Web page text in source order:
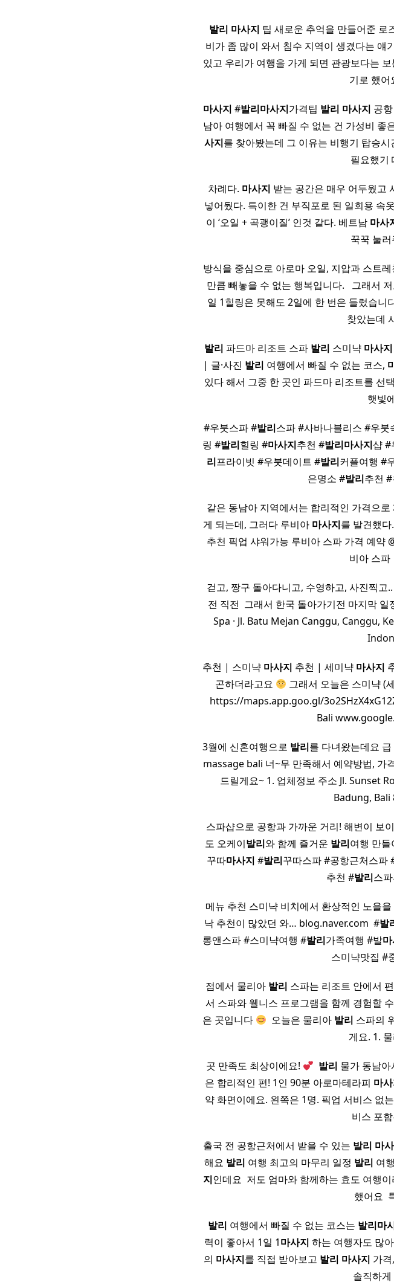
발리 마사지 팁 새로운 추억을 만들어준 로
비가 좀 많이 와서 침수 지역이 생겼다는 얘
있고 우리가 여행을 가게 되면 관광보다는
기로 했
마사지 #발리마사지가격팁 발리 마사지 공
남아 여행에서 꼭 빠질 수 없는 건 가성비 좋
사지를 찾아봤는데 그 이유는 비행기 탑승
필요했기
차례다. 마사지 받는 공간은 매우 어두웠고
넣어뒀다. 특이한 건 부직포로 된 일회용 속
이 ‘오일 + 곡괭이질’ 인것 같다. 베트남 마사
꾹꾹 눌
방식을 중심으로 아로마 오일, 지압과 스트
만큼 빼놓을 수 없는 행복입니다. ​ ​ 그래서
일 1힐링은 못해도 2일에 한 번은 들렀습니
찾았는데
발리 파드마 리조트 스파 발리 스미냑 마사지
| 글·사진 발리 여행에서 빠질 수 없는 코스,
있다 해서 그중 한 곳인 파드마 리조트를 선
햇빛
#우붓스파 #발리스파 #사바나블리스 #우붓
링 #발리힐링 #마사지추천 #발리마사지샵 #
리프라이빗 #우붓데이트 #발리커플여행 #
은명소 #발리추천
같은 동남아 지역에서는 합리적인 가격으로
게 되는데, 그러다 루비아 마사지를 발견했
추천 픽업 샤워가능 루비아 스파 가격 예약
비아 스파 ​
걷고, 짱구 돌아다니고, 수영하고, 사진찍
전 직전 ​ 그래서 한국 돌아가기전 마지막 일
Spa · Jl. Batu Mejan Canggu, Canggu,
추천 | 스미냑 마사지 추천 | 세미냑 마사지
곤하더라고요
그래서 오늘은 스미냑 (
https://maps.app.goo.gl/
Bali
3월에 신혼여행으로 발리를 다녀왔는데요
massage bali 너~무 만족해서 예약방법, 가
드릴게요~ 1. 업체정보 주소 Jl. Sunset
Badung, Bali
스파샵으로 공항과 가까운 거리! 해변이 보
도 오케이발리와 함께 즐거운 발리여행 만
꾸따마사지 #발리꾸따스파 #공항근처스파
추천 #발리스
메뉴 추천 스미냑 비치에서 환상적인 노을
낙 추천이 많았던 와… blog.naver.com ​ #발
롱앤스파 #스미냑여행 #발리가족여행 #발
스미냑맛집 #
점에서 물리아 발리 스파는 리조트 안에서
서 스파와 웰니스 프로그램을 함께 경험할
은 곳입니다
​ 오늘은 물리아 발리 스파의
게요. 1.
곳 만족도 최상이에요! 발리 물가 동남
은 합리적인 편! 1인 90분 아로마테라피 마
약 화면이에요. 왼쪽은 1명. 픽업 서비스 없
비스 포
출국 전 공항근처에서 받을 수 있는 발리 마
해요 발리 여행 최고의 마무리 일정 발리 여
지인데요 ​ 저도 엄마와 함께하는 효도 여행
했어요
발리 여행에서 빠질 수 없는 코스는 발리마
력이 좋아서 1일 1마사지 하는 여행자도 많
의 마사지를 직접 받아보고 발리 마사지 가
솔직하